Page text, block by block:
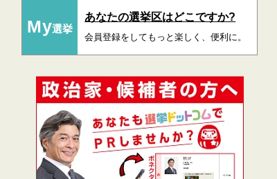
My選挙
あなたの選挙区はどこですか?
会員登録をしてもっと楽しく、便利に。